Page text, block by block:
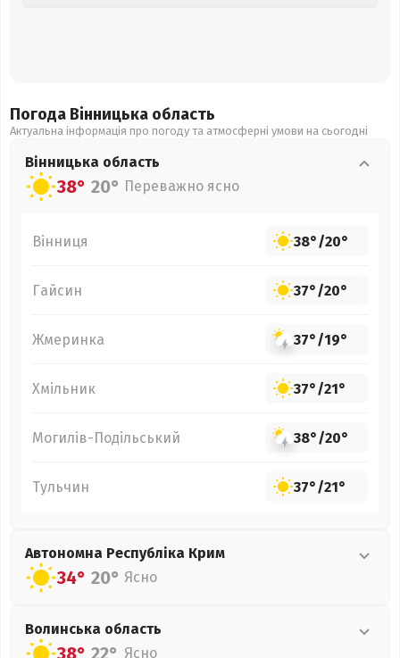
Погода Вінницька область
Актуальна інформація про погоду та атмосферні умови на сьогодні
Вінницька область
38° 20° Переважно ясно
Вінниця 38°/20°
Гайсин 37°/20°
Жмеринка 37°/19°
Хмільник 37°/21°
Могилів-Подільський 38°/20°
Тульчин 37°/21°
Автономна Республіка Крим
34° 20° Ясно
Волинська область
38° 22° Ясно